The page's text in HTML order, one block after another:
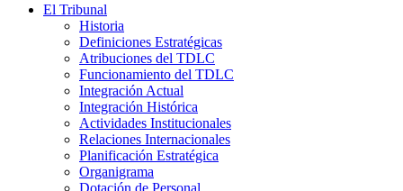
El Tribunal
Historia
Definiciones Estratégicas
Atribuciones del TDLC
Funcionamiento del TDLC
Integración Actual
Integración Histórica
Actividades Institucionales
Relaciones Internacionales
Planificación Estratégica
Organigrama
Dotación de Personal